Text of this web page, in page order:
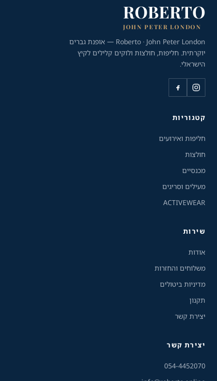
ROBERTO
JOHN PETER LONDON
Roberto · John Peter London — אופנת גברים
יוקרתית. חליפות, חולצות ולוקים קלילים לקיץ
הישראלי.
קטגוריות
חליפות ואירועים
חולצות
מכנסיים
מעילים וסריגים
ACTIVEWEAR
שירות
אודות
משלוחים והחזרות
מדיניות ביטולים
תקנון
יצירת קשר
יצירת קשר
054-4452070
כלי נגישות
גודל טקסט
A-